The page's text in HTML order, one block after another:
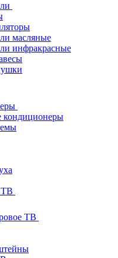
масляные
инфракрасные
ТВ
ТВ